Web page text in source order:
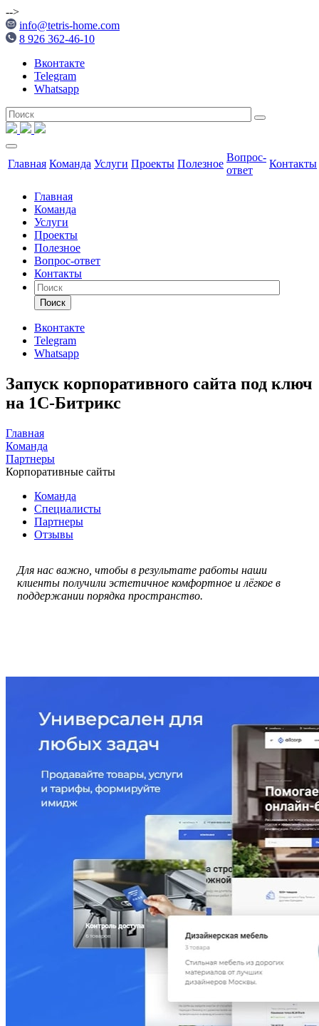
-->
info@tetris-home.com
8 926 362-46-10
Вконтакте
Telegram
Whatsapp
Главная Команда Услуги Проекты Полезное
Вопрос-
ответ
Контакты
Главная
Команда
Услуги
Проекты
Полезное
Вопрос-ответ
Контакты
Поиск
Вконтакте
Telegram
Whatsapp
Запуск корпоративного сайта под ключ
на 1С-Битрикс
Главная
Команда
Партнеры
Корпоративные сайты
Команда
Специалисты
Партнеры
Отзывы
Для нас важно, чтобы в результате работы наши
клиенты получили эстетичное комфортное и лёгкое в
поддержании порядка пространство.